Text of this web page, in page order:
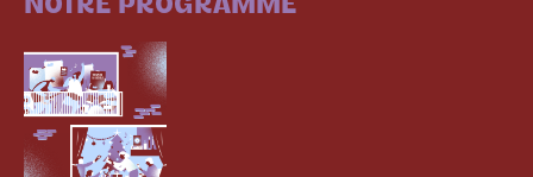
NOTRE PROGRAMME